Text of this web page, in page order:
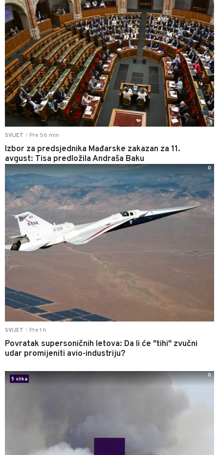
SVIJET Pre 56 min
Izbor za predsjednika Mađarske zakazan za 11.
avgust: Tisa predložila Andraša Baku
SVIJET Pre 1 h
Povratak supersoničnih letova: Da li će "tihi" zvučni
udar promijeniti avio-industriju?
0
5 slika
0